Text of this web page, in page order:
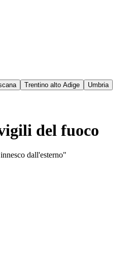
Trentino alto Adige
Umbria
del fuoco
dall'esterno"